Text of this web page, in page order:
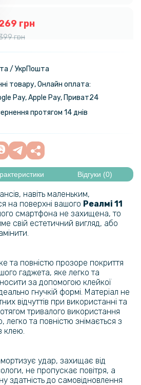
грн
грн
Retro Leather для Realme C33
грн
грн
Magnetic Ring для Realme 11 4G
грн
Shield для Realme 11 4G із
/ УкрПошта
товару, Онлайн оплата:
Pay, Apple Pay, Приват24
протягом 14 днів
Відгуки (0)
навіть маленьким,
на поверхні вашого Реалмі 11
смартфона не захищена, то
свій естетичний вигляд, або
та повністю прозоре покриття
гаджета, яке легко та
за допомогою клейкої
гнучкій формі. Матеріал не
відчуттів при використанні та
тривалого використання
легко та повністю знімається з
клею.
удар, захищає від
не пропускає повітря, а
здатність до самовідновлення